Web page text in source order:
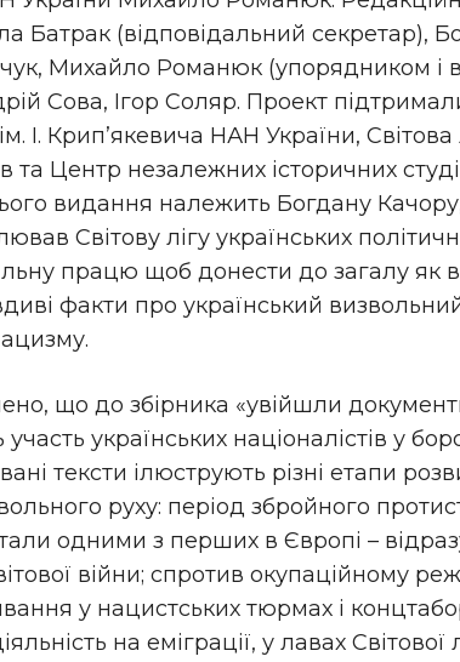
Батрак (відповідальний секретар),
Михайло Романюк (упорядником і
Сова, Ігор Соляр. Проект
І. Крип’якевича НАН України, Світова
та Центр незалежних історичних
видання належить Богдану
Світову лігу українських
працю щоб донести до загалу як в
факти про український
що до збірника «увійшли
українських націоналістів у
тексти ілюструють різні етапи
руху: період збройного
одними з перших в Європі –
війни; спротив окупаційному
у нацистських тюрмах і
на еміграції, у лавах Світової